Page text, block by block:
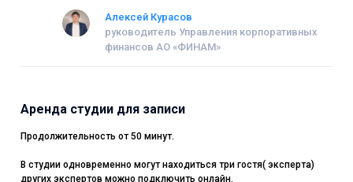
при АНО «Цифровая экономика»
Алексей Курасов
руководитель Управления корпоративных
финансов АО «ФИНАМ»
Аренда студии для записи
Продолжительность от 50 минут.
В студии одновременно могут находиться три гостя( эксперта)
других экспертов можно подключить онлайн.